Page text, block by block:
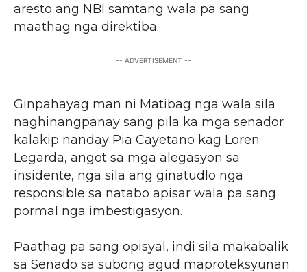
aresto ang NBI samtang wala pa sang
maathag nga direktiba.
-- ADVERTISEMENT --
Ginpahayag man ni Matibag nga wala sila
naghinangpanay sang pila ka mga senador
kalakip nanday Pia Cayetano kag Loren
Legarda, angot sa mga alegasyon sa
insidente, nga sila ang ginatudlo nga
responsible sa natabo apisar wala pa sang
pormal nga imbestigasyon.
Paathag pa sang opisyal, indi sila makabalik
sa Senado sa subong agud maproteksyunan